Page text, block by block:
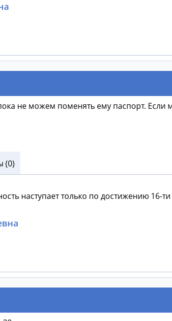
не можем поменять ему паспорт. Если
(0)
наступает только по достижению 16-ти